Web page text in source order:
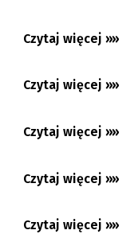
26.11.2025
Czytaj więcej »»
25.11.2025
Czytaj więcej »»
24.11.2025
Czytaj więcej »»
24.11.2025
napastnik
Czytaj więcej »»
23.11.2025
w Raju.
Czytaj więcej »»
Witkowic.
Czesi z
do kibiców